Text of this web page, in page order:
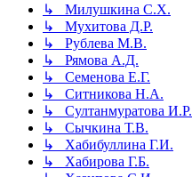
↳ Милушкина С.Х.
↳ Мухитова Д.Р.
↳ Рублева М.В.
↳ Рямова А.Д.
↳ Семенова Е.Г.
↳ Ситникова Н.А.
↳ Султанмуратова И.Р.
↳ Сычкина Т.В.
↳ Хабибуллина Г.И.
↳ Хабирова Г.Б.